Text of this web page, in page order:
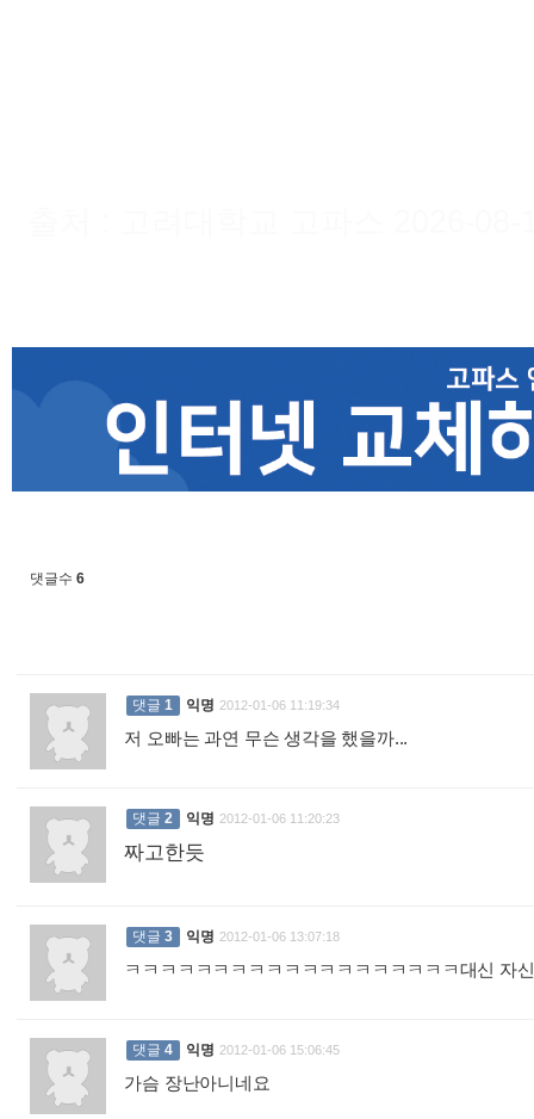
댓글수 6
댓글 1 익명 2012-01-06 11:19:34
저 오빠는 과연 무슨 생각을 했을까...
댓글 2 익명 2012-01-06 11:20:23
짜고한듯
댓글 3 익명 2012-01-06 13:07:18
ㅋㅋㅋㅋㅋㅋㅋㅋㅋㅋㅋㅋㅋㅋㅋㅋㅋㅋㅋ대신 자
댓글 4 익명 2012-01-06 15:06:45
가슴 장난아니네요